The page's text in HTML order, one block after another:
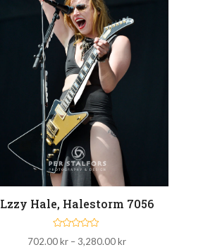
Lzzy Hale, Halestorm 7056
e
702.00kr – 3,280.00krPrisintervall: